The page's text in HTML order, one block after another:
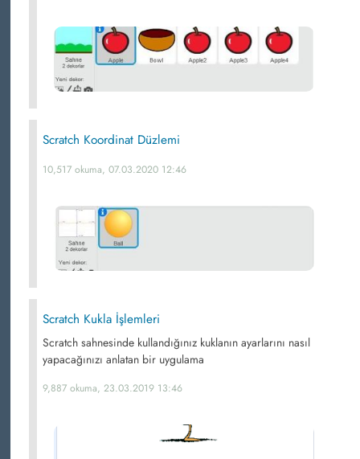
Scratch Koordinat Düzlemi
10,517 okuma, 07.03.2020 12:46
Scratch Kukla İşlemleri
Scratch sahnesinde kullandığınız kuklanın ayarlarını nasıl
yapacağınızı anlatan bir uygulama
9,887 okuma, 23.03.2019 13:46